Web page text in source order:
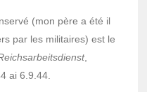
(mon père a été il
par les mili­taires) est le
,
ai 6.9.44.